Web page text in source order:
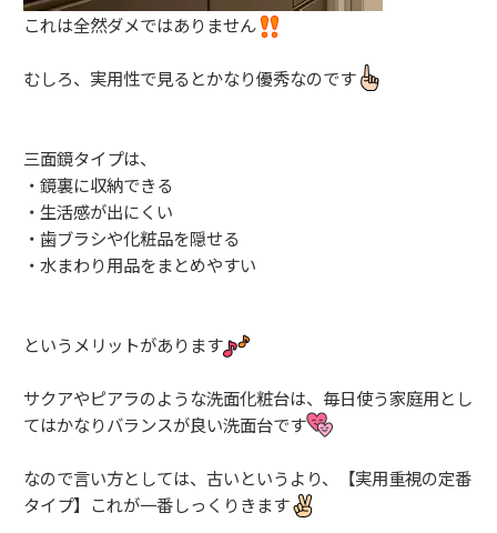
これは全然ダメではありません
むしろ、実用性で見るとかなり優秀なのです
三面鏡タイプは、
・鏡裏に収納できる
・生活感が出にくい
・歯ブラシや化粧品を隠せる
・水まわり用品をまとめやすい
というメリットがあります
サクアやピアラのような洗面化粧台は、毎日使う家庭用とし
てはかなりバランスが良い洗面台です
なので言い方としては、古いというより、【実用重視の定番
タイプ】これが一番しっくりきます